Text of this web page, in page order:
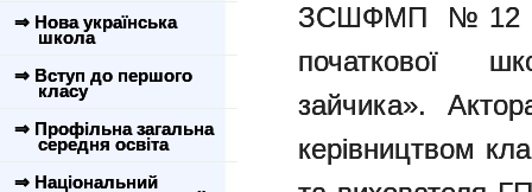
⇒ Нова українська
школа
⇒ Вступ до першого
класу
⇒ Профільна загальна
середня освіта
⇒ Національний
ЗСШФМП №12
початкової
зайчика».
керівництвом